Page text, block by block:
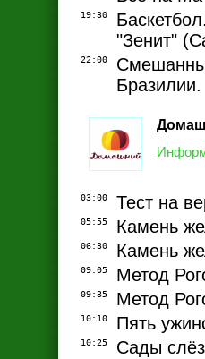
19:30
"Зенит"
22:00
03:00 Тест на
05:55 Камень
06:30 Камень
09:05 Метод
09:35 Метод
10:10 Пять
10:25 Сады